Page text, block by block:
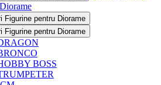
Figurine pentru Diorame
Figurine pentru Diorame
BOSS